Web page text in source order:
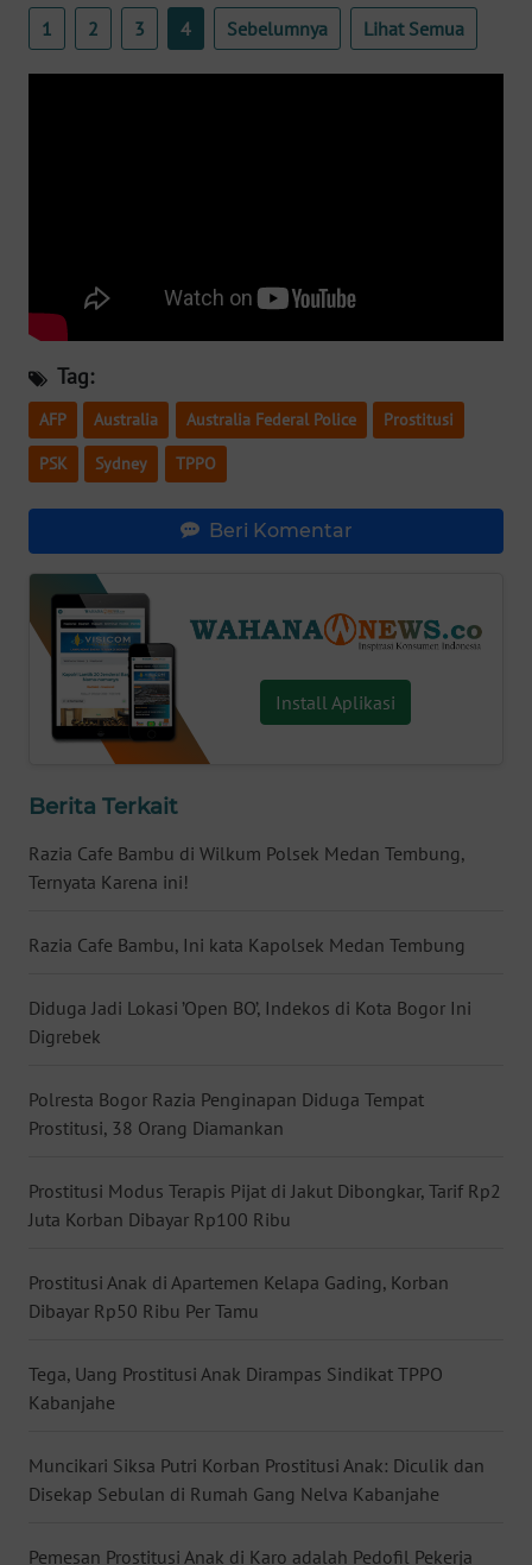
1 2 3 4 Sebelumnya Lihat Semua
Tag:
AFP Australia Australia Federal Police Prostitusi
PSK Sydney TPPO
Beri Komentar
Install Aplikasi
Berita Terkait
Razia Cafe Bambu di Wilkum Polsek Medan Tembung,
Ternyata Karena ini!
Razia Cafe Bambu, Ini kata Kapolsek Medan Tembung
Diduga Jadi Lokasi ’Open BO’, Indekos di Kota Bogor Ini
Digrebek
Polresta Bogor Razia Penginapan Diduga Tempat
Prostitusi, 38 Orang Diamankan
Prostitusi Modus Terapis Pijat di Jakut Dibongkar, Tarif Rp2
Juta Korban Dibayar Rp100 Ribu
Prostitusi Anak di Apartemen Kelapa Gading, Korban
Dibayar Rp50 Ribu Per Tamu
Tega, Uang Prostitusi Anak Dirampas Sindikat TPPO
Kabanjahe
Muncikari Siksa Putri Korban Prostitusi Anak: Diculik dan
Disekap Sebulan di Rumah Gang Nelva Kabanjahe
Pemesan Prostitusi Anak di Karo adalah Pedofil Pekerja
BANTEN
WN
WN
PAPUA
BARAT
WN
RIAU
WN
JAMBI
WN
SULTRA
WN
WN
SULBAR
BABEL
SUMBAR
WN
WN